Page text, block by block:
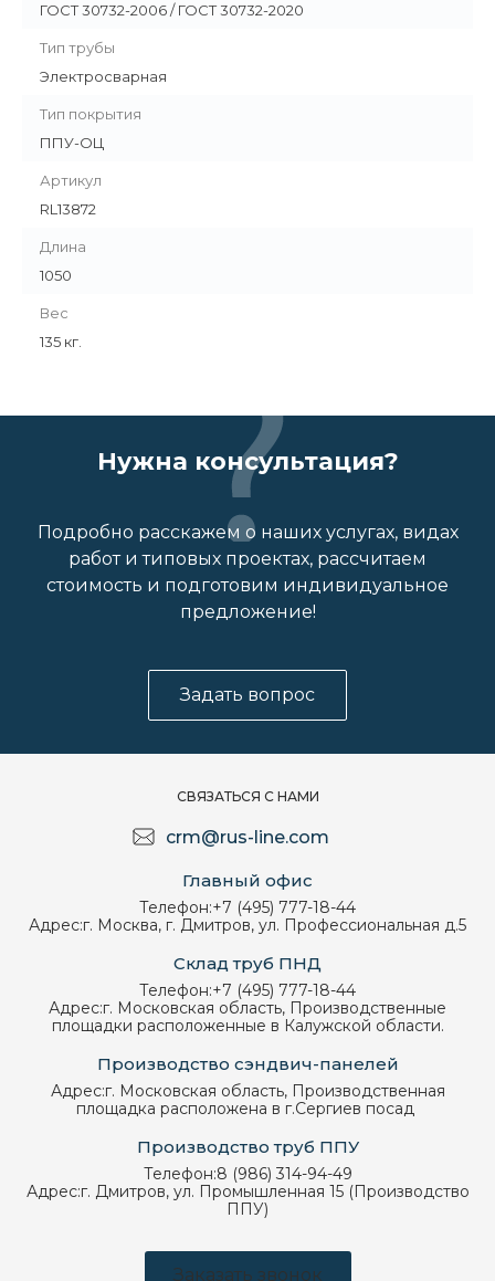
ГОСТ 30732-2006 / ГОСТ 30732-2020
Тип трубы
Электросварная
Тип покрытия
ППУ-ОЦ
Артикул
RL13872
Длина
1050
Вес
135 кг.
Нужна консультация?
Подробно расскажем о наших услугах, видах
работ и типовых проектах, рассчитаем
стоимость и подготовим индивидуальное
предложение!
Задать вопрос
СВЯЗАТЬСЯ С НАМИ
crm@rus-line.com
Главный офис
Телефон:+7 (495) 777-18-44
Адрес:г. Москва, г. Дмитров, ул. Профессиональная д.5
Склад труб ПНД
Телефон:+7 (495) 777-18-44
Адрес:г. Московская область, Производственные
площадки расположенные в Калужской области.
Производство сэндвич-панелей
Адрес:г. Московская область, Производственная
площадка расположена в г.Сергиев посад
Производство труб ППУ
Телефон:8 (986) 314-94-49
Адрес:г. Дмитров, ул. Промышленная 15 (Производство
ППУ)
Заказать звонок